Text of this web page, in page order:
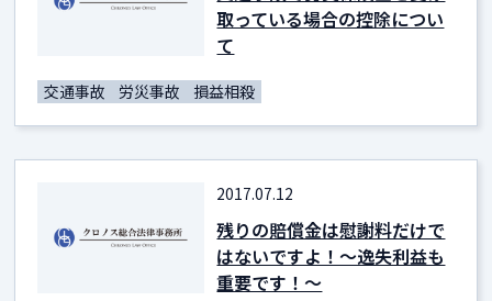
取っている場合の控除につい
て
交通事故 労災事故 損益相殺
2017.07.12
残りの賠償金は慰謝料だけで
はないですよ！～逸失利益も
重要です！～